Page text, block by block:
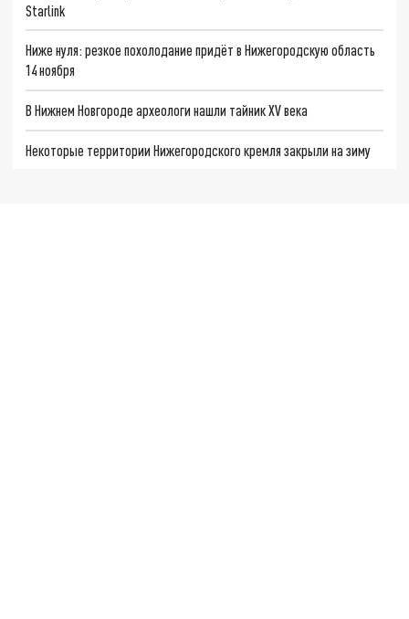
Starlink
Ниже нуля: резкое похолодание придёт в Нижегородскую область
14 ноября
В Нижнем Новгороде археологи нашли тайник XV века
Некоторые территории Нижегородского кремля закрыли на зиму